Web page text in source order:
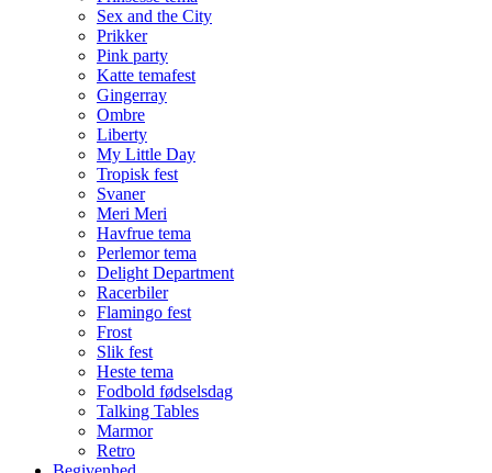
Sex and the City
Prikker
Pink party
Katte temafest
Gingerray
Ombre
Liberty
My Little Day
Tropisk fest
Svaner
Meri Meri
Havfrue tema
Perlemor tema
Delight Department
Racerbiler
Flamingo fest
Frost
Slik fest
Heste tema
Fodbold fødselsdag
Talking Tables
Marmor
Retro